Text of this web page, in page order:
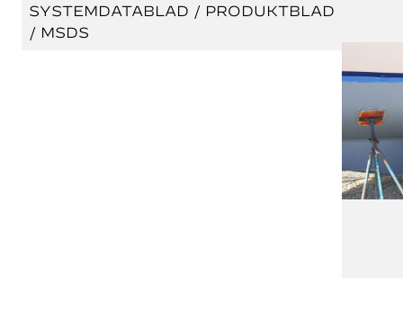
SYSTEMDATABLAD / PRODUKTBLAD
/ MSDS